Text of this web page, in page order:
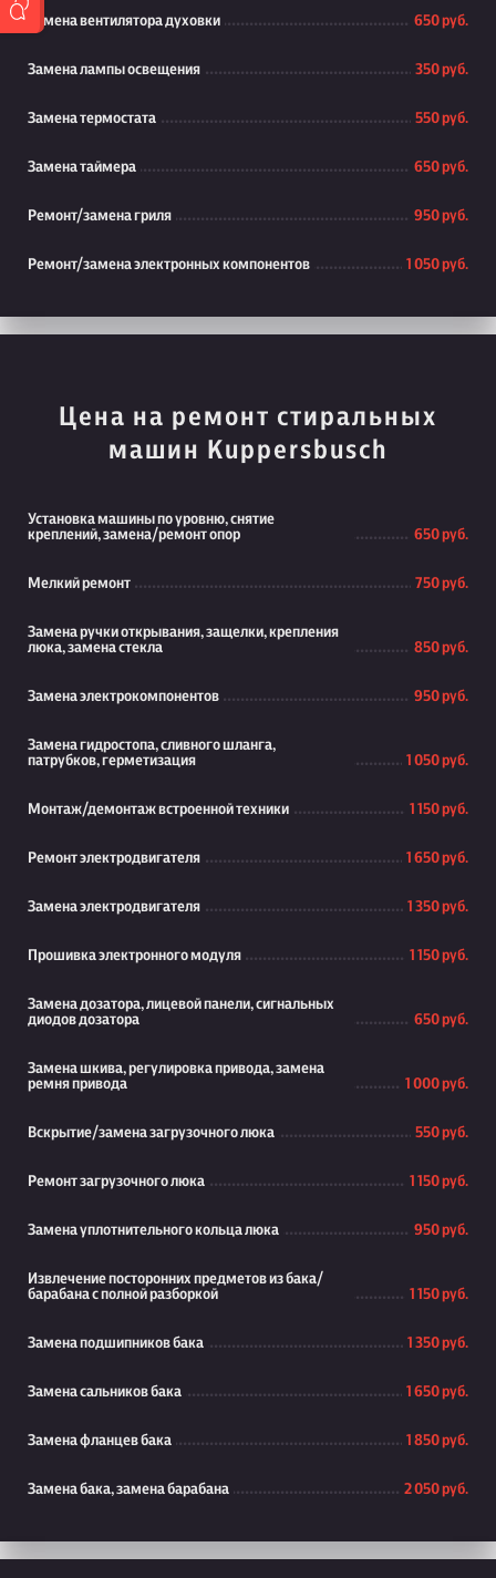
Замена вентилятора духовки 650 руб.
Замена лампы освещения 350 руб.
Замена термостата 550 руб.
Замена таймера 650 руб.
Ремонт/замена гриля 950 руб.
Ремонт/замена электронных компонентов 1 050 руб.
Цена на ремонт стиральных
машин Kuppersbusch
Установка машины по уровню, снятие
креплений, замена/ремонт опор
650 руб.
Мелкий ремонт 750 руб.
Замена ручки открывания, защелки, крепления
люка, замена стекла
850 руб.
Замена электрокомпонентов 950 руб.
Замена гидростопа, сливного шланга,
патрубков, герметизация
1 050 руб.
Монтаж/демонтаж встроенной техники 1 150 руб.
Ремонт электродвигателя 1 650 руб.
Замена электродвигателя 1 350 руб.
Прошивка электронного модуля 1 150 руб.
Замена дозатора, лицевой панели, сигнальных
диодов дозатора
650 руб.
Замена шкива, регулировка привода, замена
ремня привода
1 000 руб.
Вскрытие/замена загрузочного люка 550 руб.
Ремонт загрузочного люка 1 150 руб.
Замена уплотнительного кольца люка 950 руб.
Извлечение посторонних предметов из бака/
барабана с полной разборкой
1 150 руб.
Замена подшипников бака 1 350 руб.
Замена сальников бака 1 650 руб.
Замена фланцев бака 1 850 руб.
Замена бака, замена барабана 2 050 руб.